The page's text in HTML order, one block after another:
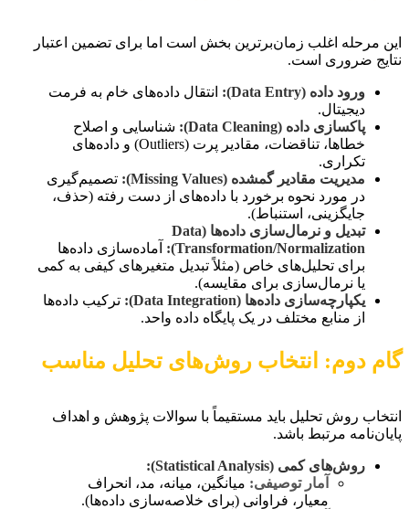
این مرحله اغلب زمان‌برترین بخش است اما برای تضمین اعتبار
نتایج ضروری است.
ورود داده (Data Entry):
انتقال داده‌های خام به فرمت
دیجیتال.
پاکسازی داده (Data Cleaning):
شناسایی و اصلاح
خطاها، تناقضات، مقادیر پرت (Outliers) و داده‌های
تکراری.
مدیریت مقادیر گمشده (Missing Values):
تصمیم‌گیری
در مورد نحوه برخورد با داده‌های از دست رفته (حذف،
جایگزینی، استنباط).
تبدیل و نرمال‌سازی داده‌ها (Data
Transformation/Normalization):
آماده‌سازی داده‌ها
برای تحلیل‌های خاص (مثلاً تبدیل متغیرهای کیفی به کمی
یا نرمال‌سازی برای مقایسه).
یکپارچه‌سازی داده‌ها (Data Integration):
ترکیب داده‌ها
از منابع مختلف در یک پایگاه داده واحد.
گام دوم: انتخاب روش‌های تحلیل مناسب
انتخاب روش تحلیل باید مستقیماً با سوالات پژوهش و اهداف
پایان‌نامه مرتبط باشد.
روش‌های کمی (Statistical Analysis):
آمار توصیفی: میانگین، میانه، مد، انحراف
معیار، فراوانی (برای خلاصه‌سازی داده‌ها).